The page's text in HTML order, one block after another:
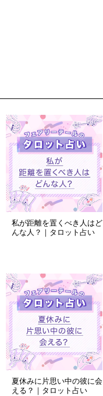
私が距離を置くべき人はど
んな人？｜タロット占い
夏休みに片思い中の彼に会
える？｜タロット占い